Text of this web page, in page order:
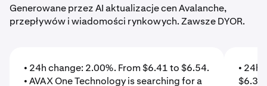
Generowane przez AI aktualizacje cen Avalanche,
przepływów i wiadomości rynkowych. Zawsze DYOR.
• 24h change: 2.00%. From $6.41 to $6.54.
• AVAX One Technology is searching for a
• 24h
$6.39.